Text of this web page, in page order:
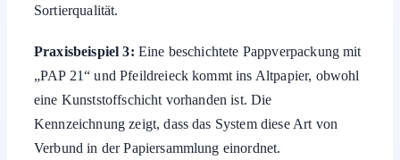
Sortierqualität.
Praxisbeispiel 3: Eine beschichtete Pappverpackung mit
„PAP 21“ und Pfeildreieck kommt ins Altpapier, obwohl
eine Kunststoffschicht vorhanden ist. Die
Kennzeichnung zeigt, dass das System diese Art von
Verbund in der Papiersammlung einordnet.